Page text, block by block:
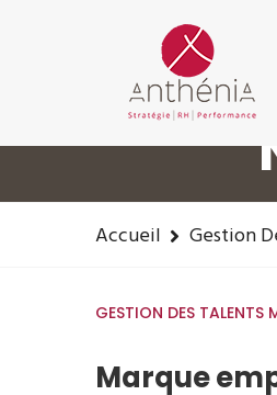
06-82-32-47-84
Accueil Gestion
GESTION DES TALENTS
Marque